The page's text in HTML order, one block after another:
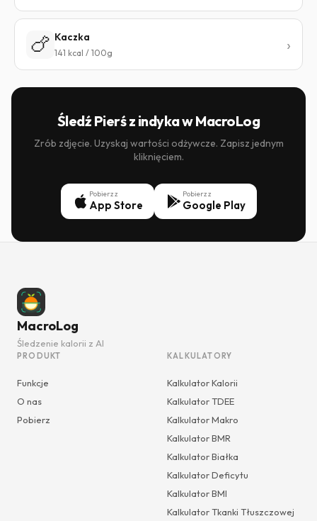
🍗 Kaczka
141 kcal / 100g
Śledź Pierś z indyka w MacroLog
Zrób zdjęcie. Uzyskaj wartości odżywcze. Zapisz jednym
kliknięciem.
Pobierz z
App Store
Pobierz z
Google Play
MacroLog
Śledzenie kalorii z AI
PRODUKT
Funkcje
O nas
Pobierz
KALKULATORY
Kalkulator Kalorii
Kalkulator TDEE
Kalkulator Makro
Kalkulator BMR
Kalkulator Białka
Kalkulator Deficytu
Kalkulator BMI
Kalkulator Tkanki Tłuszczowej